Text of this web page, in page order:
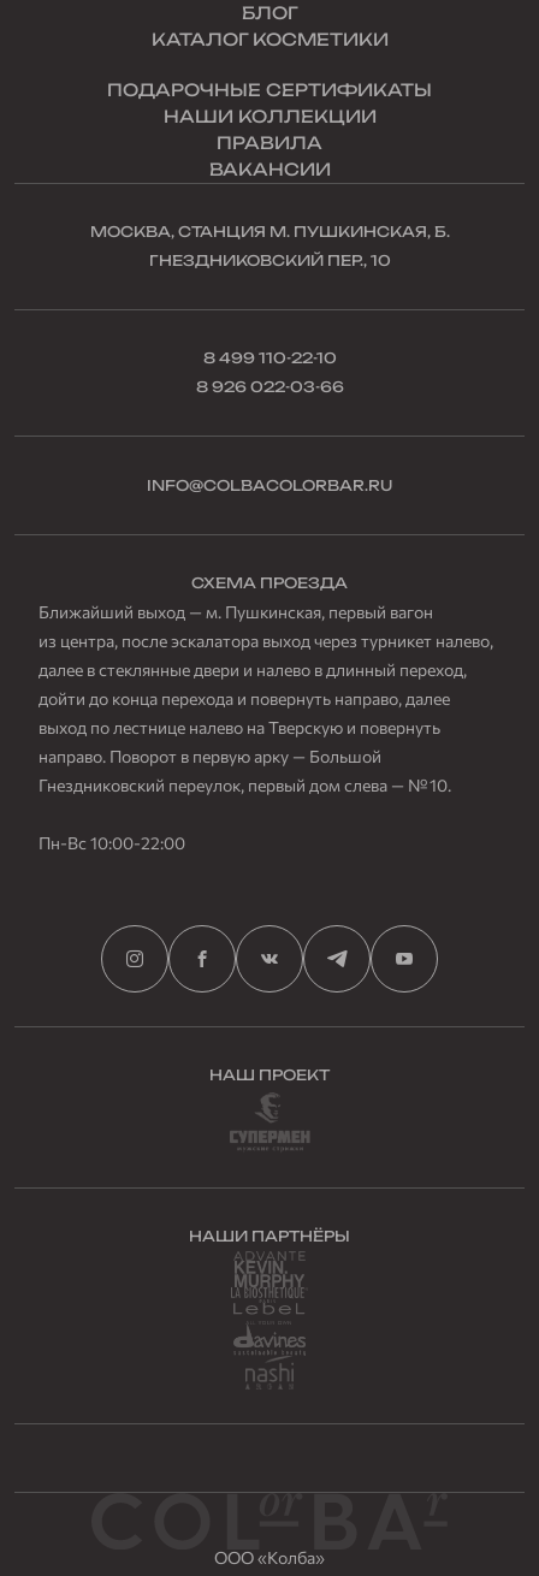
БЛОГ
КАТАЛОГ КОСМЕТИКИ
ПОДАРОЧНЫЕ СЕРТИФИКАТЫ
НАШИ КОЛЛЕКЦИИ
ПРАВИЛА
ВАКАНСИИ
МОСКВА, СТАНЦИЯ М. ПУШКИНСКАЯ, Б.
ГНЕЗДНИКОВСКИЙ ПЕР., 10
8 499 110-22-10
8 926 022-03-66
INFO@COLBACOLORBAR.RU
СХЕМА ПРОЕЗДА
Ближайший выход — м. Пушкинская, первый вагон
из центра, после эскалатора выход через турникет налево,
далее в стеклянные двери и налево в длинный переход,
дойти до конца перехода и повернуть направо, далее
выход по лестнице налево на Тверскую и повернуть
направо. Поворот в первую арку — Большой
Гнездниковский переулок, первый дом слева — № 10.
Пн-Вс 10:00-22:00
НАШ ПРОЕКТ
НАШИ ПАРТНЁРЫ
ООО «Колба»